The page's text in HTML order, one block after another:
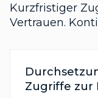
Kurzfristiger
Vertrauen.
Zugriffe zur